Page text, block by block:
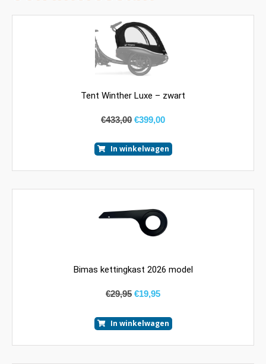
Tent Winther Luxe – zwart
€433,00 €399,00
In winkelwagen
Bimas kettingkast 2026 model
€29,95 €19,95
In winkelwagen